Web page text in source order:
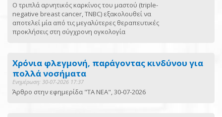
Ο τριπλά αρνητικός καρκίνος του μαστού (triple-
negative breast cancer, TNBC) εξακολουθεί να
αποτελεί μία από τις μεγαλύτερες θεραπευτικές
προκλήσεις στη σύγχρονη ογκολογία
Χρόνια φλεγμονή, παράγοντας κινδύνου για
πολλά νοσήματα
Ενημέρωση: 30-07-2026 17:37
Άρθρο στην εφημερίδα "ΤΑ ΝΕΑ", 30-07-2026